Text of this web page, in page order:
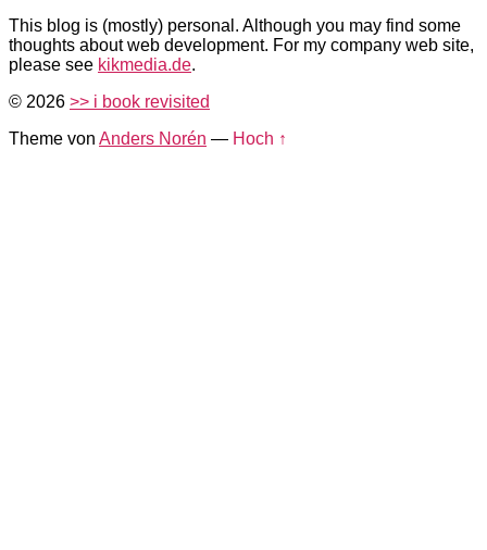
This blog is (mostly) personal. Although you may find some
thoughts about web development. For my company web site,
please see kikmedia.de.
© 2026 >> i book revisited
Theme von Anders Norén — Hoch ↑